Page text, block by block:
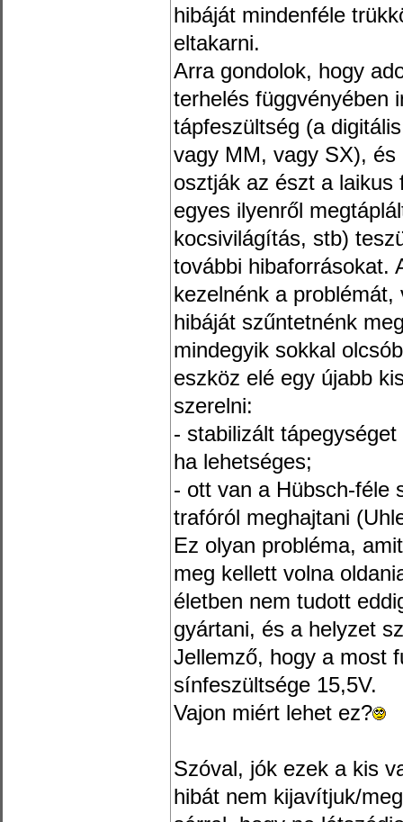
hibáját mindenféle
eltakarni.
Arra gondolok, hogy
terhelés függvényében
tápfeszültség (a
vagy MM, vagy SX),
osztják az észt a laikus
egyes ilyenről
kocsivilágítás, stb)
további hibaforrásokat.
kezelnénk a
hibáját szűntetnénk
mindegyik sokkal
eszköz elé egy újabb
szerelni:
- stabilizált
ha lehetséges;
- ott van a Hübsch-féle
trafóról meghajtani
Ez olyan probléma,
meg kellett volna
életben nem tudott
gyártani, és a helyzet
Jellemző, hogy a most
sínfeszültsége 15,5V.
Vajon miért lehet ez?
Szóval, jók ezek a kis
hibát nem kijavítjuk/